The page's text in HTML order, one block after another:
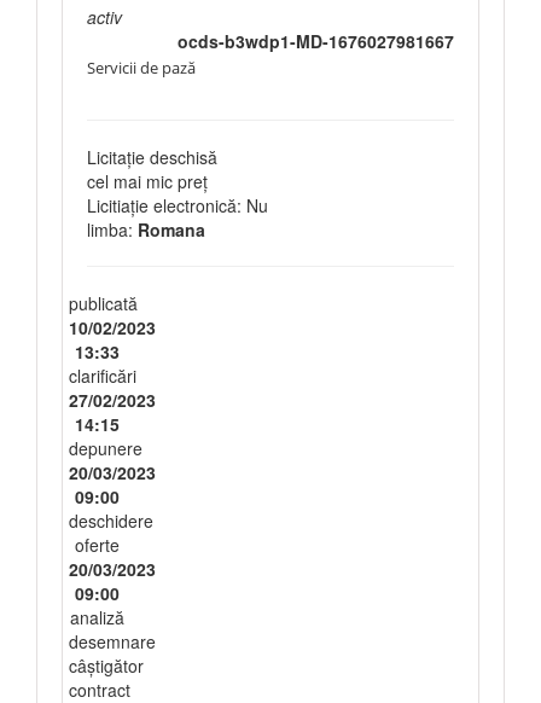
activ
ocds-b3wdp1-MD-1676027981667
Servicii de pază
Licitație deschisă
cel mai mic preț
Licitiație electronică: Nu
limba: Romana
publicată
10/02/2023
13:33
clarificări
27/02/2023
14:15
depunere
20/03/2023
09:00
deschidere
oferte
20/03/2023
09:00
analiză
desemnare
câștigător
contract